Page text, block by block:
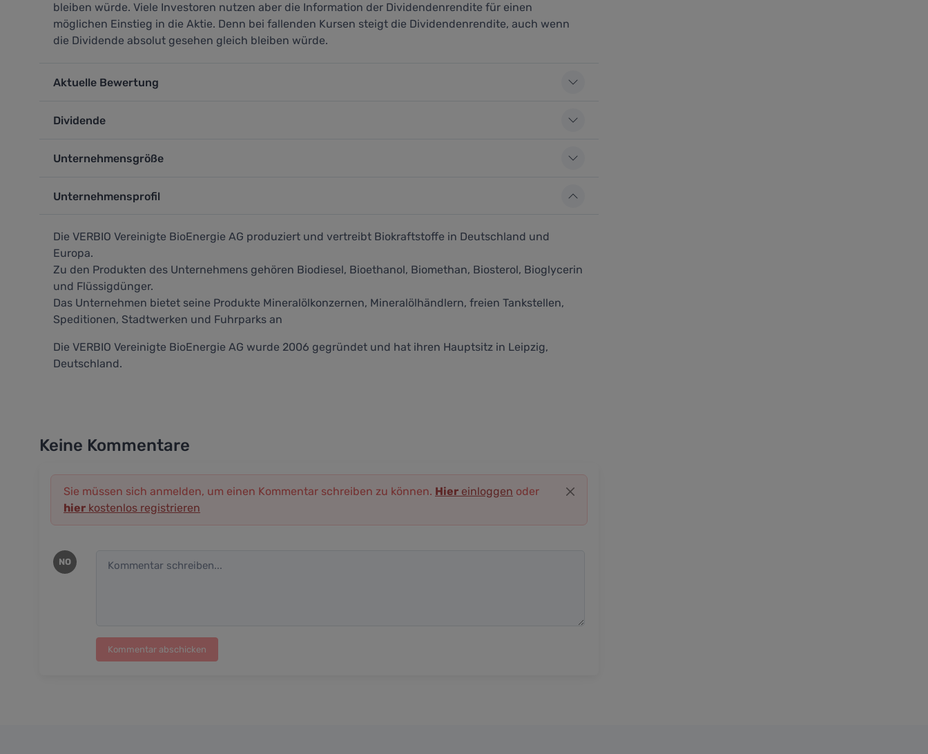
bleiben würde. Viele Investoren nutzen aber die Information der Dividendenrendite für einen
möglichen Einstieg in die Aktie. Denn bei fallenden Kursen steigt die Dividendenrendite, auch wenn
die Dividende absolut gesehen gleich bleiben würde.
Aktuelle Bewertung
Dividende
Unternehmensgröße
Unternehmensprofil
Die VERBIO Vereinigte BioEnergie AG produziert und vertreibt Biokraftstoffe in Deutschland und
Europa.
Zu den Produkten des Unternehmens gehören Biodiesel, Bioethanol, Biomethan, Biosterol, Bioglycerin
und Flüssigdünger.
Das Unternehmen bietet seine Produkte Mineralölkonzernen, Mineralölhändlern, freien Tankstellen,
Speditionen, Stadtwerken und Fuhrparks an
Die VERBIO Vereinigte BioEnergie AG wurde 2006 gegründet und hat ihren Hauptsitz in Leipzig,
Deutschland.
Keine Kommentare
Sie müssen sich anmelden, um einen Kommentar schreiben zu können. Hier einloggen oder
hier kostenlos registrieren
NO
Kommentar abschicken